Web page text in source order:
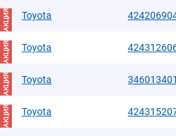
АКЦИЯ Toyota
АКЦИЯ Toyota
АКЦИЯ Toyota
АКЦИЯ Toyota